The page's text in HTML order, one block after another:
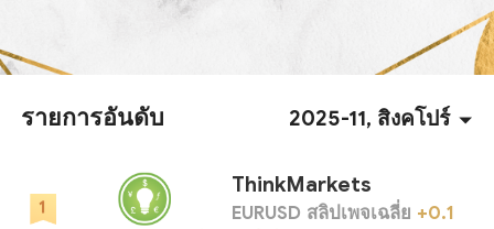
รายการอันดับ 2025-11, สิงคโปร์
ThinkMarkets
EURUSD สลิปเพจเฉลี่ย +0.1